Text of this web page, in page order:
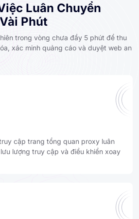
Luân Chuyển
Phút
trong vòng chưa đầy 5 phút để thu
xác minh quảng cáo và duyệt web an
cập trang tổng quan proxy luân
lượng truy cập và điều khiển xoay